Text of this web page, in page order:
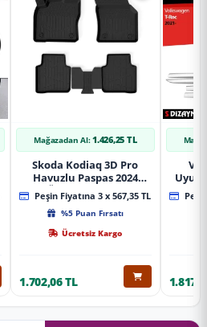
Mağazadan Al: 1.426,25 TL
Skoda Kodiaq 3D Pro
Havuzlu Paspas 2024
Üzeri A+ Kalite
Peşin Fiyatına 3 x 567,35 TL
%5 Puan Fırsatı
Ücretsiz Kargo
1.702,06 TL
Yan